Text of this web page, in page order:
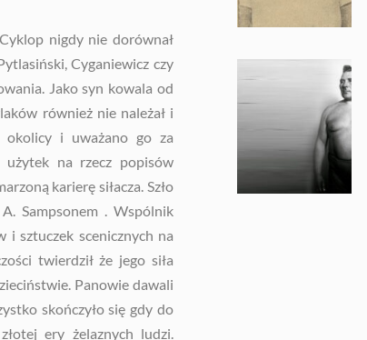
nigdy nie dorównał
Cyganiewicz czy
Jako syn kowala od
również nie należał i
okolicy i uważano go za
użytek na rzecz popisów
karierę siłacza. Szło
Sampsonem . Wspólnik
i sztuczek scenicznych na
twierdził że jego siła
Panowie dawali
skończyło się gdy do
ery żelaznych ludzi.